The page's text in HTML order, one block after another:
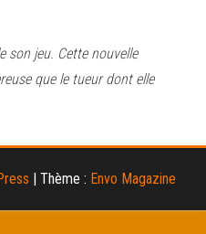
son jeu. Cette nouvelle
que le tueur dont elle
| Thème : Envo Magazine